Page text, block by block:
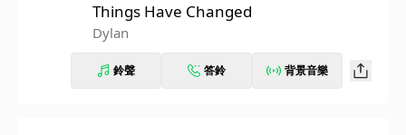
Things Have Changed
Dylan
鈴聲 答鈴 背景音樂